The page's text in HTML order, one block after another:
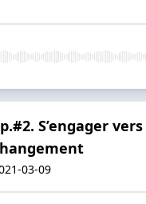
S’engager
03-09